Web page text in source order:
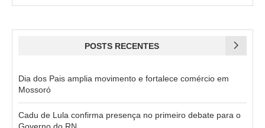
POSTS RECENTES
Dia dos Pais amplia movimento e fortalece comércio em
Mossoró
Cadu de Lula confirma presença no primeiro debate para o